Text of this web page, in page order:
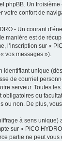
phpBB. Un
votre confort de
- Un courant
manière est de
l’inscription sur «
vos messages »).
identifiant unique
de courriel
serveur. Toutes
ou
ou non. De plus,
à sens
sur « PICO
partie ne peut